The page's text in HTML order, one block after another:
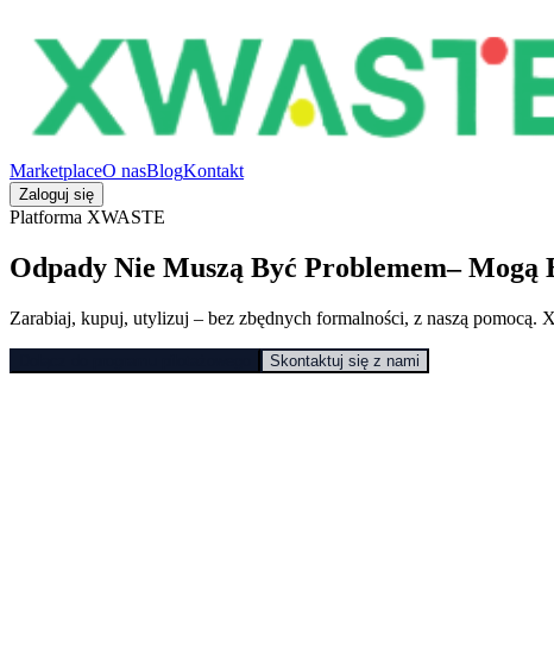
MarketplaceO nasBlogKontakt
Zaloguj się
Platforma XWASTE
Odpady Nie Muszą Być Problemem– Mogą
Zarabiaj, kupuj, utylizuj – bez zbędnych formalności, z naszą pomocą.
Skontaktuj się z nami